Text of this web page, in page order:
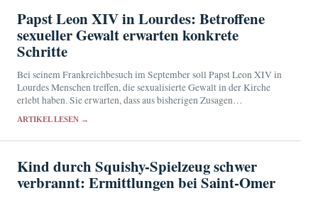
Papst Leon XIV in Lourdes: Betroffene
sexueller Gewalt erwarten konkrete
Schritte
Bei seinem Frankreichbesuch im September soll Papst Leon XIV in
Lourdes Menschen treffen, die sexualisierte Gewalt in der Kirche
erlebt haben. Sie erwarten, dass aus bisherigen Zusagen
ARTIKEL LESEN →
Kind durch Squishy-Spielzeug schwer
verbrannt: Ermittlungen bei Saint-Omer